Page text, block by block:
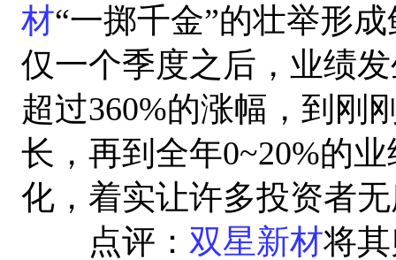
材“一掷千金”的壮举形
仅一个季度之后，业绩
超过360%的涨幅，到刚
长，再到全年0~20%的
化，着实让许多投资者
点评： 双星新材将